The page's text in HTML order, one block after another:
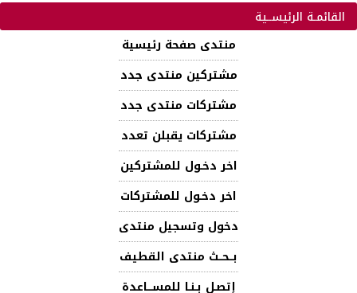
القائمـة الرئيســية
منتدى صفحة رئيسية
مشتركين منتدى جدد
مشتركات منتدى جدد
مشتركات يقبلن تعدد
اخر دخـول للمشتركين
اخر دخـول للمشتركات
دخول وتسجيل منتدى
بــحــث منتدى القطيف
إتصـل بـنـا للمســـاعدة